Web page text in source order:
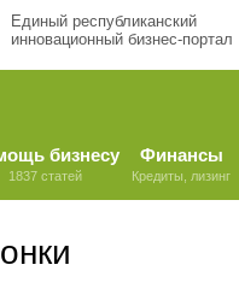
Единый республиканский
инновационный бизнес-портал
бизнесу
1837 статей
Финансы
Кредиты, лизинг